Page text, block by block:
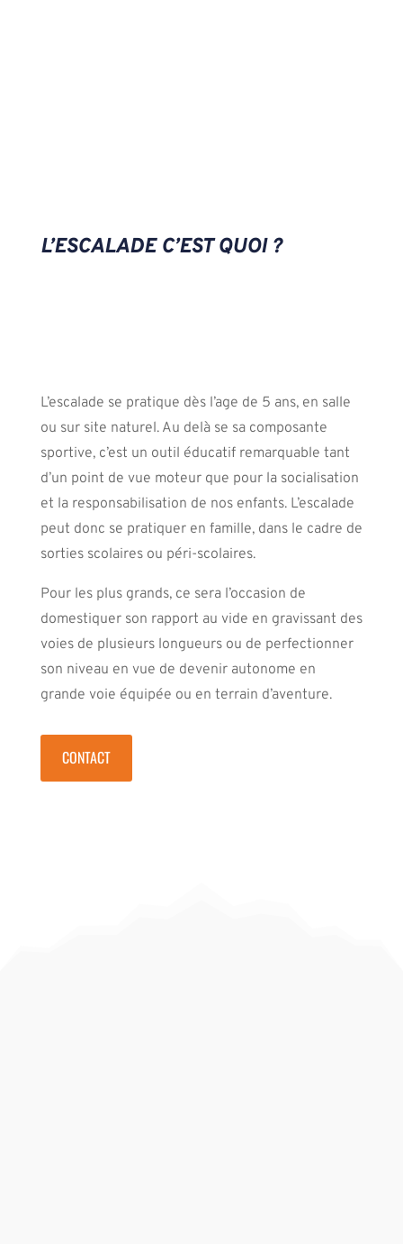
L’ESCALADE C’EST QUOI ?
L’escalade se pratique dès l’age de 5 ans, en salle
ou sur site naturel. Au delà se sa composante
sportive, c’est un outil éducatif remarquable tant
d’un point de vue moteur que pour la socialisation
et la responsabilisation de nos enfants. L’escalade
peut donc se pratiquer en famille, dans le cadre de
sorties scolaires ou péri-scolaires.
Pour les plus grands, ce sera l’occasion de
domestiquer son rapport au vide en gravissant des
voies de plusieurs longueurs ou de perfectionner
son niveau en vue de devenir autonome en
grande voie équipée ou en terrain d’aventure.
CONTACT